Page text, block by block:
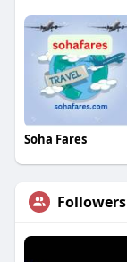
Soha Fares
Followers